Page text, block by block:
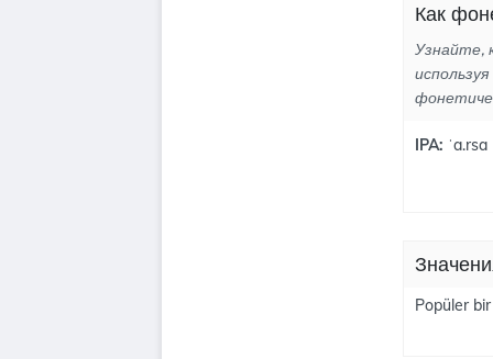
Как
Узнайте,
IPA: ˈa.rsa
Popüler